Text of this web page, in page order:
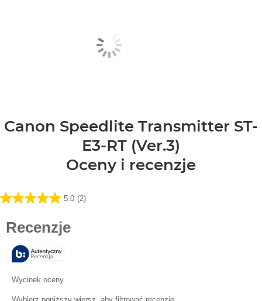
Canon Speedlite Transmitter ST-
E3-RT (Ver.3)
Oceny i recenzje
5.0 (2)
5.0
Recenzji